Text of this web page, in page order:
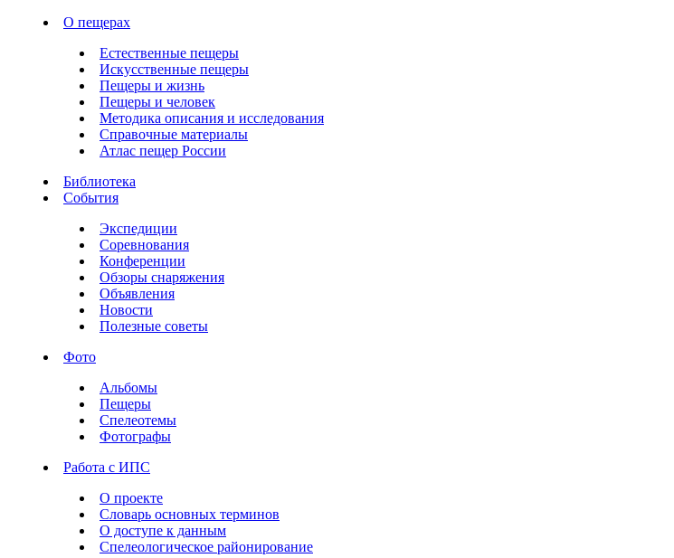
О пещерах
Естественные пещеры
Искусственные пещеры
Пещеры и жизнь
Пещеры и человек
Методика описания и исследования
Справочные материалы
Атлас пещер России
Библиотека
События
Экспедиции
Соревнования
Конференции
Обзоры снаряжения
Объявления
Новости
Полезные советы
Фото
Альбомы
Пещеры
Спелеотемы
Фотографы
Работа с ИПС
О проекте
Словарь основных терминов
О доступе к данным
Спелеологическое районирование